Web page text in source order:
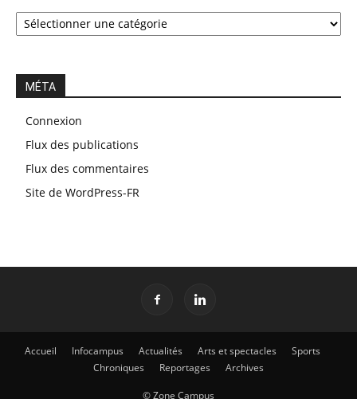
CATÉGORIES
MÉTA
Connexion
Flux des publications
Flux des commentaires
Site de WordPress-FR
Accueil Infocampus Actualités Arts et spectacles
Sports
Chroniques
Reportages Archives
© Zone Campus